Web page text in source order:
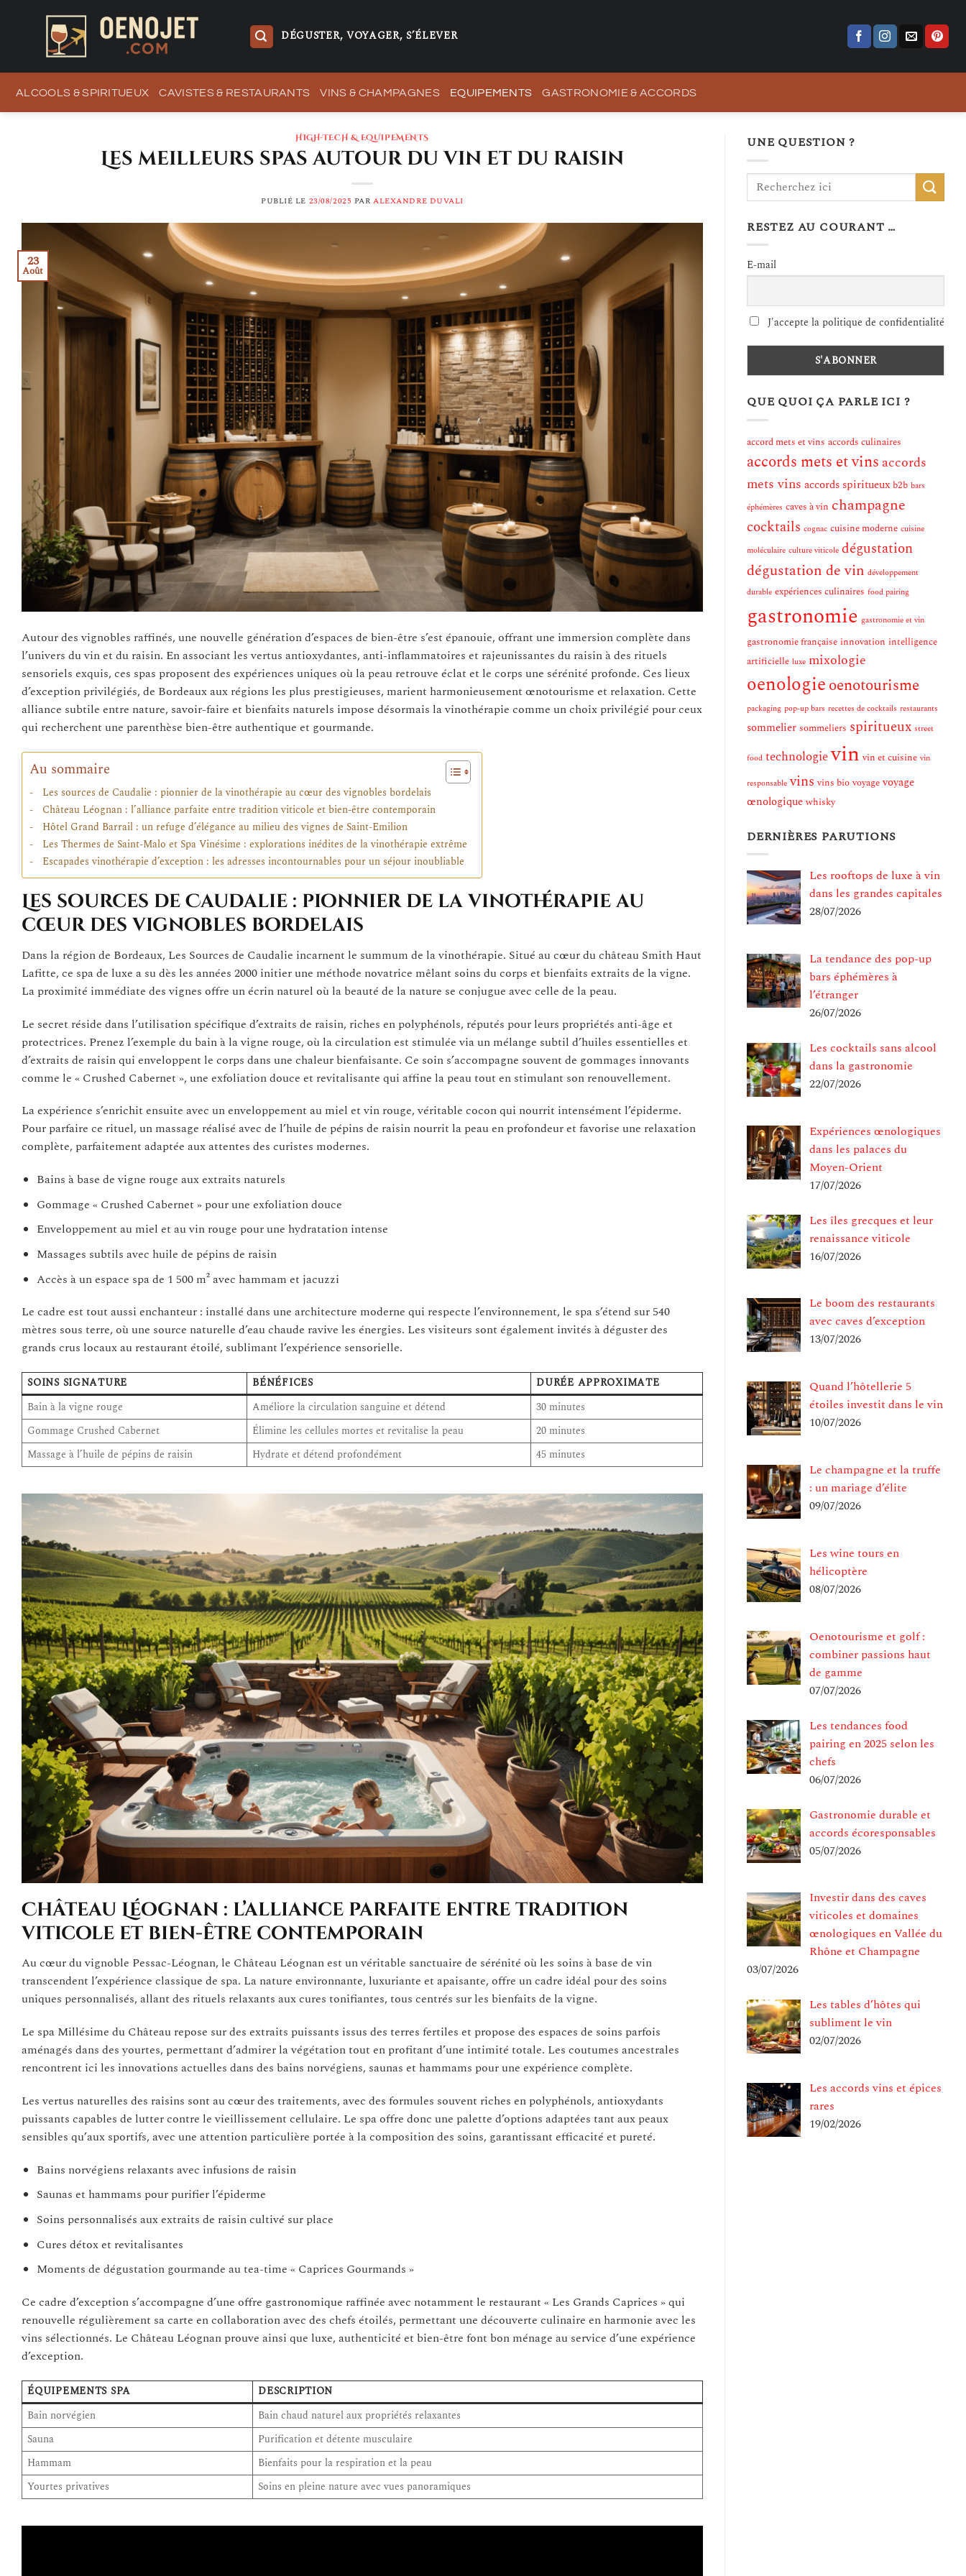
DÉGUSTER, VOYAGER, S’ÉLEVER
ALCOOLS & SPIRITUEUX CAVISTES & RESTAURANTS VINS & CHAMPAGNES EQUIPEMENTS GASTRONOMIE & ACCORDS
HIGH-TECH & EQUIPEMENTS
Les meilleurs spas autour du vin et du raisin
PUBLIÉ LE 23/08/2025 PARALEXANDRE DUVALI
23
Août
Autour des vignobles raffinés, une nouvelle génération d’espaces de bien-être s’est épanouie, offrant une immersion complète dans
l’univers du vin et du raisin. En associant les vertus antioxydantes, anti-inflammatoires et rajeunissantes du raisin à des rituels
sensoriels exquis, ces spas proposent des expériences uniques où la peau retrouve éclat et le corps une sérénité profonde. Ces lieux
d’exception privilégiés, de Bordeaux aux régions les plus prestigieuses, marient harmonieusement œnotourisme et relaxation. Cette
alliance subtile entre nature, savoir-faire et bienfaits naturels impose désormais la vinothérapie comme un choix privilégié pour ceux
qui recherchent une parenthèse bien-être authentique et gourmande.
Au sommaire
Les sources de Caudalie : pionnier de la vinothérapie au cœur des vignobles bordelais
Château Léognan : l’alliance parfaite entre tradition viticole et bien-être contemporain
Hôtel Grand Barrail : un refuge d’élégance au milieu des vignes de Saint-Emilion
Les Thermes de Saint-Malo et Spa Vinésime : explorations inédites de la vinothérapie extrême
Escapades vinothérapie d’exception : les adresses incontournables pour un séjour inoubliable
Les sources de Caudalie : pionnier de la vinothérapie au
cœur des vignobles bordelais
Dans la région de Bordeaux, Les Sources de Caudalie incarnent le summum de la vinothérapie. Situé au cœur du château Smith Haut
Lafitte, ce spa de luxe a su dès les années 2000 initier une méthode novatrice mêlant soins du corps et bienfaits extraits de la vigne.
La proximité immédiate des vignes offre un écrin naturel où la beauté de la nature se conjugue avec celle de la peau.
Le secret réside dans l’utilisation spécifique d’extraits de raisin, riches en polyphénols, réputés pour leurs propriétés anti-âge et
protectrices. Prenez l’exemple du bain à la vigne rouge, où la circulation est stimulée via un mélange subtil d’huiles essentielles et
d’extraits de raisin qui enveloppent le corps dans une chaleur bienfaisante. Ce soin s’accompagne souvent de gommages innovants
comme le « Crushed Cabernet », une exfoliation douce et revitalisante qui affine la peau tout en stimulant son renouvellement.
La expérience s’enrichit ensuite avec un enveloppement au miel et vin rouge, véritable cocon qui nourrit intensément l’épiderme.
Pour parfaire ce rituel, un massage réalisé avec de l’huile de pépins de raisin nourrit la peau en profondeur et favorise une relaxation
complète, parfaitement adaptée aux attentes des curistes modernes.
Bains à base de vigne rouge aux extraits naturels
Gommage « Crushed Cabernet » pour une exfoliation douce
Enveloppement au miel et au vin rouge pour une hydratation intense
Massages subtils avec huile de pépins de raisin
Accès à un espace spa de 1 500 m² avec hammam et jacuzzi
Le cadre est tout aussi enchanteur : installé dans une architecture moderne qui respecte l’environnement, le spa s’étend sur 540
mètres sous terre, où une source naturelle d’eau chaude ravive les énergies. Les visiteurs sont également invités à déguster des
grands crus locaux au restaurant étoilé, sublimant l’expérience sensorielle.
SOINS SIGNATURE BÉNÉFICES
DURÉE APPROXIMATE
Bain à la vigne rouge
Améliore la circulation sanguine et détend
30 minutes
Gommage Crushed Cabernet
Élimine les cellules mortes et revitalise la peau
20 minutes
Massage à l’huile de pépins de raisin
Hydrate et détend profondément 45 minutes
Château Léognan : l’alliance parfaite entre tradition
viticole et bien-être contemporain
Au cœur du vignoble Pessac-Léognan, le Château Léognan est un véritable sanctuaire de sérénité où les soins à base de vin
transcendent l’expérience classique de spa. La nature environnante, luxuriante et apaisante, offre un cadre idéal pour des soins
uniques personnalisés, allant des rituels relaxants aux cures tonifiantes, tous centrés sur les bienfaits de la vigne.
Le spa Millésime du Château repose sur des extraits puissants issus des terres fertiles et propose des espaces de soins parfois
aménagés dans des yourtes, permettant d’admirer la végétation tout en profitant d’une intimité totale. Les coutumes ancestrales
rencontrent ici les innovations actuelles dans des bains norvégiens, saunas et hammams pour une expérience complète.
Les vertus naturelles des raisins sont au cœur des traitements, avec des formules souvent riches en polyphénols, antioxydants
puissants capables de lutter contre le vieillissement cellulaire. Le spa offre donc une palette d’options adaptées tant aux peaux
sensibles qu’aux sportifs, avec une attention particulière portée à la composition des soins, garantissant efficacité et pureté.
Bains norvégiens relaxants avec infusions de raisin
Saunas et hammams pour purifier l’épiderme
Soins personnalisés aux extraits de raisin cultivé sur place
Cures détox et revitalisantes
Moments de dégustation gourmande au tea-time « Caprices Gourmands »
Ce cadre d’exception s’accompagne d’une offre gastronomique raffinée avec notamment le restaurant « Les Grands Caprices » qui
renouvelle régulièrement sa carte en collaboration avec des chefs étoilés, permettant une découverte culinaire en harmonie avec les
vins sélectionnés. Le Château Léognan prouve ainsi que luxe, authenticité et bien-être font bon ménage au service d’une expérience
d’exception.
ÉQUIPEMENTS SPA
DESCRIPTION
Bain norvégien
Bain chaud naturel aux propriétés relaxantes
Sauna
Purification et détente musculaire
Hammam
Bienfaits pour la respiration et la peau
Yourtes privatives
Soins en pleine nature avec vues panoramiques
UNE QUESTION ?
RESTEZ AU COURANT …
E-mail
J'accepte la politique de confidentialité
QUE QUOI ÇA PARLE ICI ?
accord mets et vins accords culinaires
accords mets et vins accords
mets vins accords spiritueux b2b bars
éphémères caves à vin champagne
cocktails cognac cuisine moderne cuisine
moléculaire culture viticole dégustation
dégustation de vin développement
durable expériences culinaires food pairing
gastronomie gastronomie et vin
gastronomie française innovation intelligence
artificielle luxe mixologie
oenologieoenotourisme
packaging pop-up bars recettes de cocktails restaurants
sommelier sommeliers spiritueux street
food technologievin vin et cuisine vin
responsable vins vins bio voyage voyage
œnologique whisky
DERNIÈRES PARUTIONS
Les rooftops de luxe à vin
dans les grandes capitales
28/07/2026
La tendance des pop-up
bars éphémères à
l’étranger
26/07/2026
Les cocktails sans alcool
dans la gastronomie
22/07/2026
Expériences œnologiques
dans les palaces du
Moyen-Orient
17/07/2026
Les îles grecques et leur
renaissance viticole
16/07/2026
Le boom des restaurants
avec caves d’exception
13/07/2026
Quand l’hôtellerie 5
étoiles investit dans le vin
10/07/2026
Le champagne et la truffe
: un mariage d’élite
09/07/2026
Les wine tours en
hélicoptère
08/07/2026
Oenotourisme et golf :
combiner passions haut
de gamme
07/07/2026
Les tendances food
pairing en 2025 selon les
chefs
06/07/2026
Gastronomie durable et
accords écoresponsables
05/07/2026
Investir dans des caves
viticoles et domaines
œnologiques en Vallée du
Rhône et Champagne
03/07/2026
Les tables d’hôtes qui
subliment le vin
02/07/2026
Les accords vins et épices
rares
19/02/2026